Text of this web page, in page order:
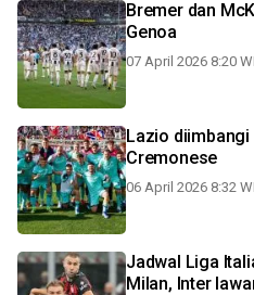
Bremer dan
Genoa
07 April 2026 8:20
Lazio diimbangi
Cremonese
06 April 2026 8:32
Jadwal Liga
Milan, Inter